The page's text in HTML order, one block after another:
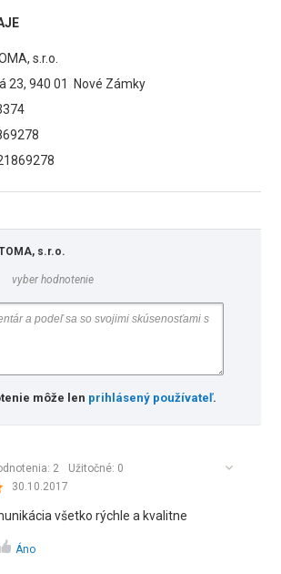
s.r.o.
23, 940 01 Nové Zámky
s.r.o.
vyber hodnotenie
môže len prihlásený používateľ.
2 Užitočné: 0
30.10.2017
všetko rýchle a kvalitne
Áno